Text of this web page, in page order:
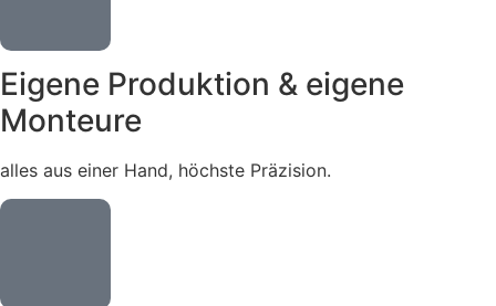
Eigene Produktion & eigene
Monteure
alles aus einer Hand, höchste Präzision.